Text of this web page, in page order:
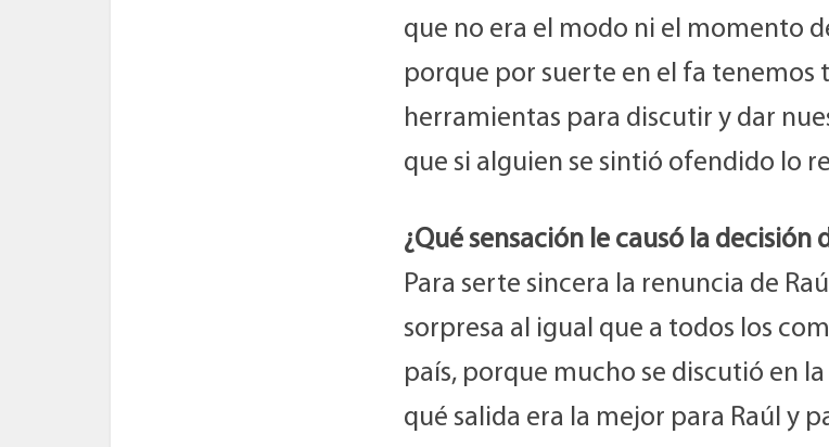
que no era el modo ni el momento
porque por suerte en el fa tenemos
herramientas para discutir y dar
que si alguien se sintió ofendido lo
¿Qué sensación le causó la decisión
Para serte sincera la renuncia de
sorpresa al igual que a todos los
país, porque mucho se discutió en
qué salida era la mejor para Raúl y